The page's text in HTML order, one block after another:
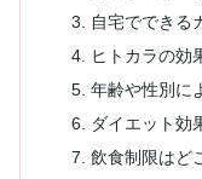
自宅でできる
ヒトカラの効
年齢や性別に
ダイエット効
飲食制限はど